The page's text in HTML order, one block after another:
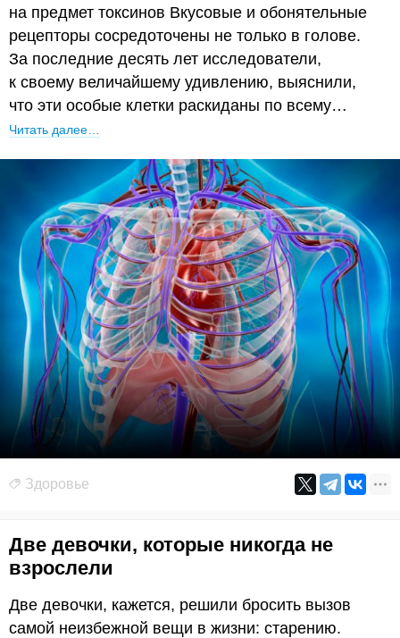
на предмет токсинов Вкусовые и обонятельные
рецепторы сосредоточены не только в голове.
За последние десять лет исследователи,
к своему величайшему удивлению, выяснили,
что эти особые клетки раскиданы по всему…
Читать далее…
Здоровье
Две девочки, которые никогда не
взрослели
Две девочки, кажется, решили бросить вызов
самой неизбежной вещи в жизни: старению.